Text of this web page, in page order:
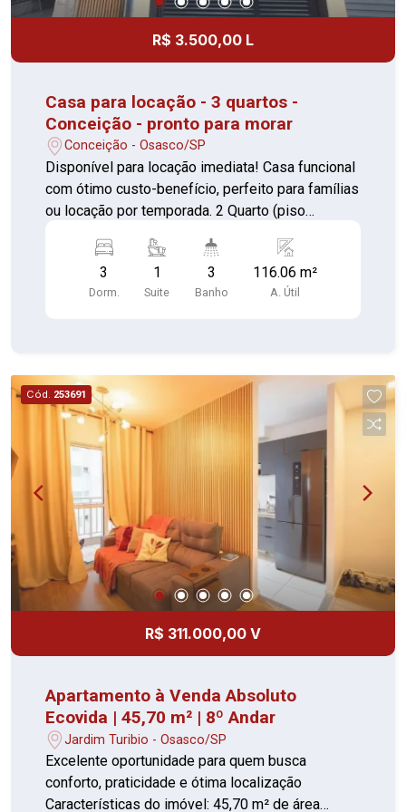
R$ 3.500,00 L
Casa para locação - 3 quartos -
Conceição - pronto para morar
Conceição - Osasco/SP
Disponível para locação imediata! Casa funcional
com ótimo custo-benefício, perfeito para famílias
ou locação por temporada. 2 Quarto (piso
(piso madeira) Cozinha (piso cerâmica)
Lavanderia (piso cerâmica) Banheiro (piso
cerâmica) Edícula com banheiro externo (piso
quem busca praticidade e conforto com um bom
preço. Agende sua visita e confirme!
3
Dorm.
1
Suite
3
Banho
116.06 m²
A. Útil
Cód. 253691
R$ 311.000,00 V
Apartamento à Venda Absoluto
Ecovida | 45,70 m² | 8º Andar
Jardim Turibio - Osasco/SP
Excelente oportunidade para quem busca
conforto, praticidade e ótima localização
Características do imóvel: 45,70 m² de área